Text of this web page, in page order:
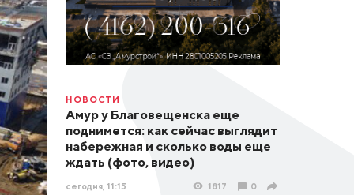
НОВОСТИ
Амур у Благовещенска еще
поднимется: как сейчас выглядит
набережная и сколько воды еще
ждать (фото, видео)
сегодня, 11:15 1817 0